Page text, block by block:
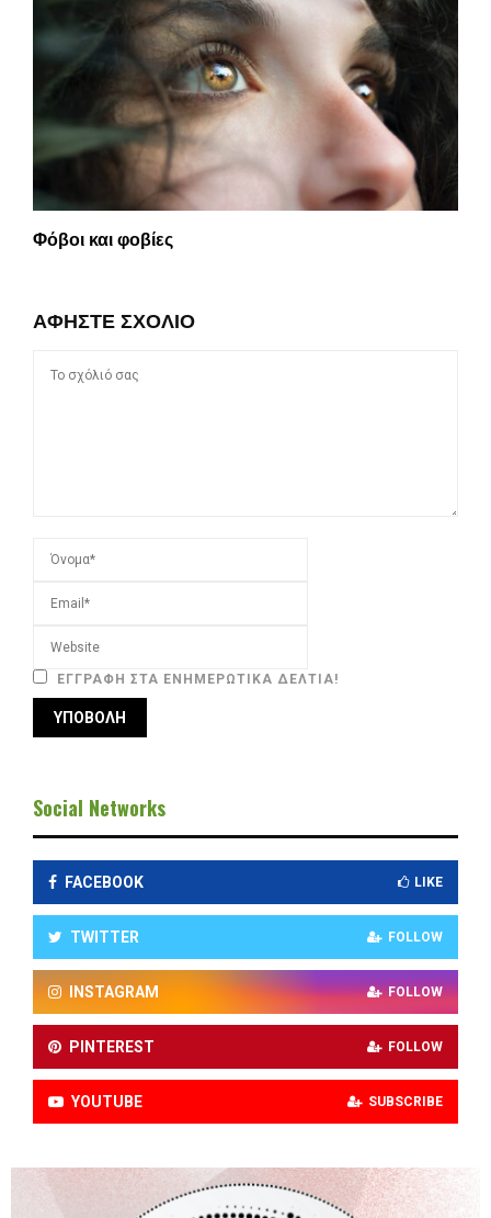
Φόβοι και φοβίες
ΑΦΉΣΤΕ ΣΧΌΛΙΟ
ΕΓΓΡΑΦΉ ΣΤΑ ΕΝΗΜΕΡΩΤΙΚΆ ΔΕΛΤΊΑ!
Social Networks
FACEBOOK LIKE
TWITTER FOLLOW
INSTAGRAM FOLLOW
PINTEREST FOLLOW
YOUTUBE SUBSCRIBE